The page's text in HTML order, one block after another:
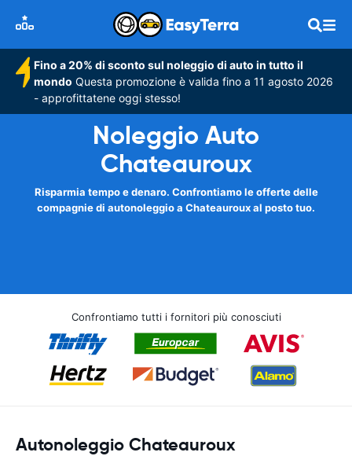
Fino a 20% di sconto sul noleggio di auto in tutto il
mondo Questa promozione è valida fino a 11 agosto 2026
- approfittatene oggi stesso!
Noleggio Auto
Chateauroux
Risparmia tempo e denaro. Confrontiamo le offerte delle
compagnie di autonoleggio a Chateauroux al posto tuo.
Confrontiamo tutti i fornitori più conosciuti
Autonoleggio Chateauroux